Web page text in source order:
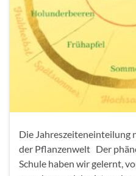
Die Jahreszeiteneinteilung
der Pflanzenwelt Der
Schule haben wir gelernt,